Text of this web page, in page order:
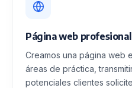
Página web
Creamos una página web
áreas de práctica,
potenciales clientes